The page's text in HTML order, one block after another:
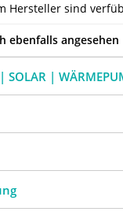
Hersteller sind
ebenfalls angesehen
SOLAR |